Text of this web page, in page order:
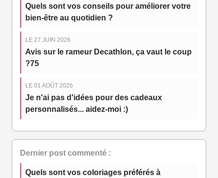
Quels sont vos conseils pour améliorer votre
bien-être au quotidien ?
LE 27 JUIN 2026
Avis sur le rameur Decathlon, ça vaut le coup
?75
LE 01 AOÛT 2026
Je n'ai pas d'idées pour des cadeaux
personnalisés... aidez-moi :)
Dernier post commenté :
Quels sont vos coloriages préférés à